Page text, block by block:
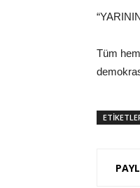
Tüm